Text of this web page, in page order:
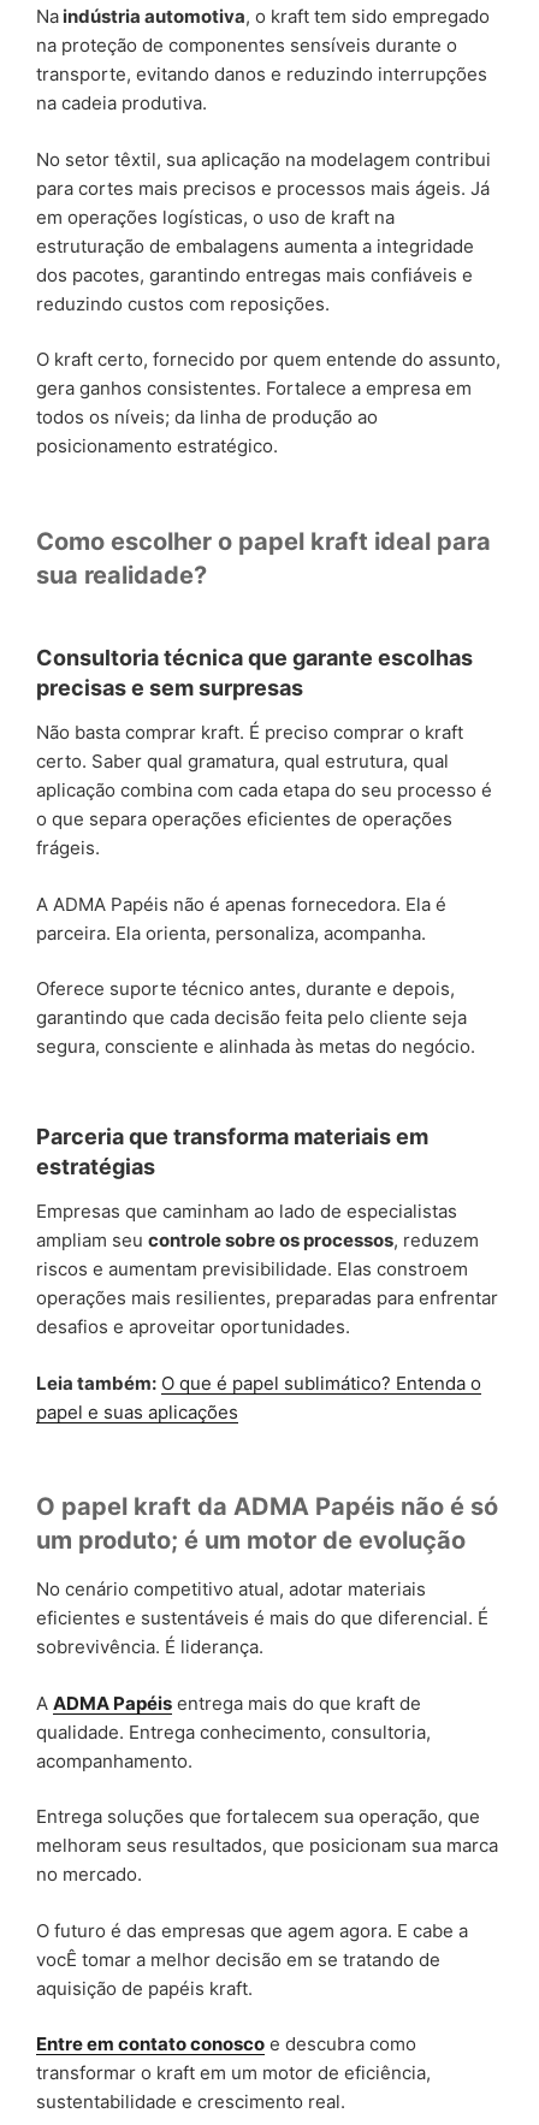
Na indústria automotiva, o kraft tem sido empregado
na proteção de componentes sensíveis durante o
transporte, evitando danos e reduzindo interrupções
na cadeia produtiva.
No setor têxtil, sua aplicação na modelagem contribui
para cortes mais precisos e processos mais ágeis. Já
em operações logísticas, o uso de kraft na
estruturação de embalagens aumenta a integridade
dos pacotes, garantindo entregas mais confiáveis e
reduzindo custos com reposições.
O kraft certo, fornecido por quem entende do assunto,
gera ganhos consistentes. Fortalece a empresa em
todos os níveis; da linha de produção ao
posicionamento estratégico.
Como escolher o papel kraft ideal para
sua realidade?
Consultoria técnica que garante escolhas
precisas e sem surpresas
Não basta comprar kraft. É preciso comprar o kraft
certo. Saber qual gramatura, qual estrutura, qual
aplicação combina com cada etapa do seu processo é
o que separa operações eficientes de operações
frágeis.
A ADMA Papéis não é apenas fornecedora. Ela é
parceira. Ela orienta, personaliza, acompanha.
Oferece suporte técnico antes, durante e depois,
garantindo que cada decisão feita pelo cliente seja
segura, consciente e alinhada às metas do negócio.
Parceria que transforma materiais em
estratégias
Empresas que caminham ao lado de especialistas
ampliam seu controle sobre os processos, reduzem
riscos e aumentam previsibilidade. Elas constroem
operações mais resilientes, preparadas para enfrentar
desafios e aproveitar oportunidades.
Leia também: O que é papel sublimático? Entenda o
papel e suas aplicações
O papel kraft da ADMA Papéis não é só
um produto; é um motor de evolução
No cenário competitivo atual, adotar materiais
eficientes e sustentáveis é mais do que diferencial. É
sobrevivência. É liderança.
A ADMA Papéis entrega mais do que kraft de
qualidade. Entrega conhecimento, consultoria,
acompanhamento.
Entrega soluções que fortalecem sua operação, que
melhoram seus resultados, que posicionam sua marca
no mercado.
O futuro é das empresas que agem agora. E cabe a
vocÊ tomar a melhor decisão em se tratando de
aquisição de papéis kraft.
Entre em contato conosco e descubra como
transformar o kraft em um motor de eficiência,
sustentabilidade e crescimento real.